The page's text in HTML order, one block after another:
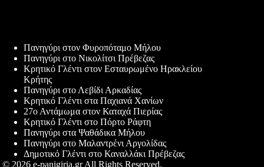
Πανηγύρι στον Φυροπόταμο Μήλου
Πανηγύρι στο Νικολίτσι Πρέβεζας
Κρητικό Γλέντι στον Εσταυρωμένο Ηρακλείου
Κρήτης
Πανηγύρι στο Λεβίδι Αρκαδίας
Κρητικό Γλέντι στα Παχιανά Χανίων
27ο Αντάμωμα στον Καταχά Πιερίας
Κρητικό Γλέντι στο Πόρτο Ράφτη
Πανηγύρι στα Ψαθάδικα Μήλου
Πανηγύρι στο Μαλαντρένι Αργολίδας
Δημοτικό Γλέντι στο Καναλλάκι Πρέβεζας
© 2026 e-panigiria.gr All Rights Reserved.